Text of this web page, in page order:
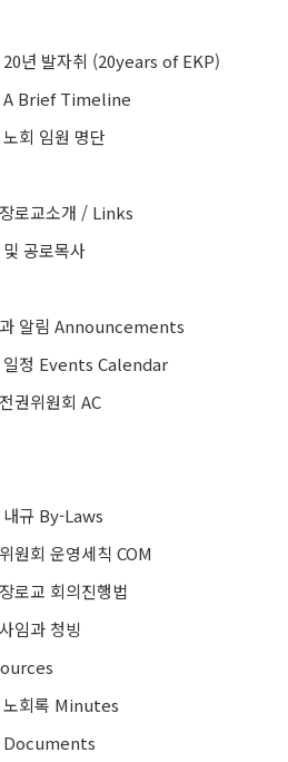
20년 발자취 (20years of EKP)
A Brief Timeline
회 임원 명단
로교소개 / Links
공로목사
알림 Announcements
일정 Events Calendar
권위원회 AC
규 By-Laws
원회 운영세칙 COM
로교 회의진행법
임과 청빙
노회록 Minutes
Documents